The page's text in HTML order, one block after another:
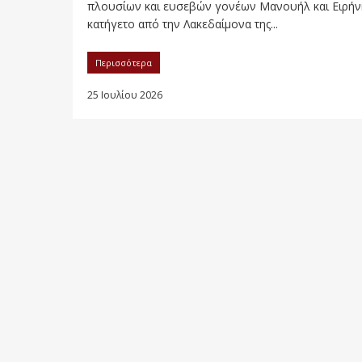
πλουσίων και ευσεβών γονέων Μανουήλ και
κατήγετο από την Λακεδαίμονα της...
Περισσότερα
25 Ιουλίου 2026